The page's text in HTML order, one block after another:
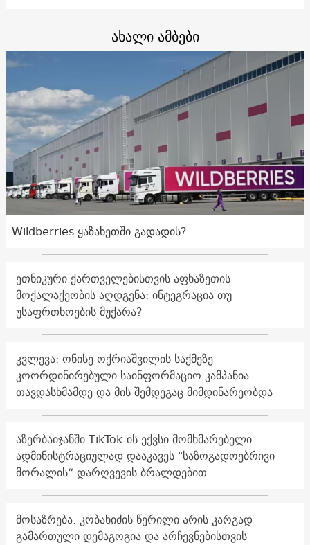
ახალი ამბები
Wildberries ყაზახეთში გადადის?
ეთნიკური ქართველებისთვის აფხაზეთის
მოქალაქეობის აღდგენა: ინტეგრაცია თუ
უსაფრთხოების მუქარა?
კვლევა: ონისე ოქრიაშვილის საქმეზე
კოორდინირებული საინფორმაციო კამპანია
თავდასხმამდე და მის შემდეგაც მიმდინარეობდა
აზერბაიჯანში TikTok-ის ექვსი მომხმარებელი
ადმინისტრაციულად დააკავეს "საზოგადოებრივი
მორალის“ დარღვევის ბრალდებით
მოსაზრება: კობახიძის წერილი არის კარგად
გამართული დემაგოგია და არჩევნებისთვის